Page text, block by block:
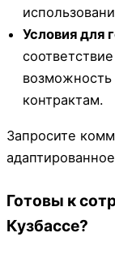
Условия для
контрактам.
Запросите
Готовы к
Кузбассе?